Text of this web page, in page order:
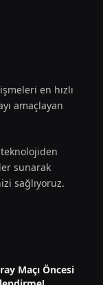
en hızlı
amaçlayan
sunarak
sağlıyoruz.
Maçı Öncesi